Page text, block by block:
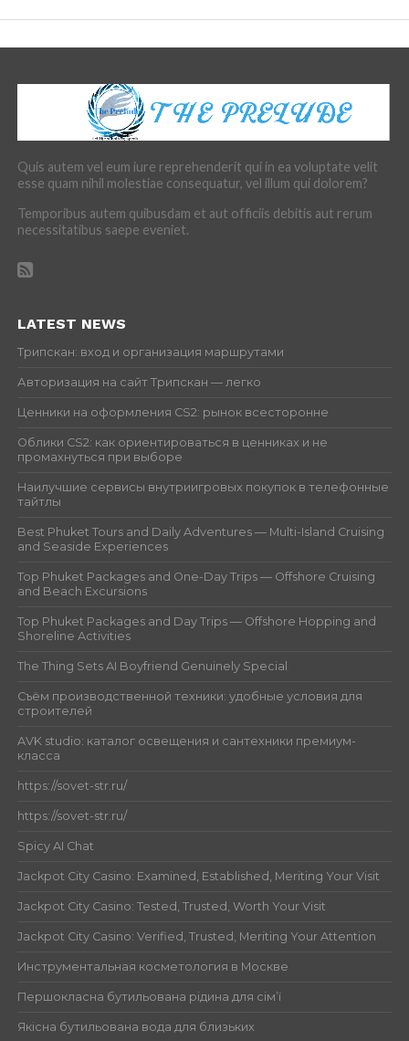
Quis autem vel eum iure reprehenderit qui in ea voluptate velit
esse quam nihil molestiae consequatur, vel illum qui dolorem?
Temporibus autem quibusdam et aut officiis debitis aut rerum
necessitatibus saepe eveniet.
LATEST NEWS
Трипскан: вход и организация маршрутами
Авторизация на сайт Трипскан — легко
Ценники на оформления CS2: рынок всесторонне
Облики CS2: как ориентироваться в ценниках и не
промахнуться при выборе
Наилучшие сервисы внутриигровых покупок в телефонные
тайтлы
Best Phuket Tours and Daily Adventures — Multi-Island Cruising
and Seaside Experiences
Top Phuket Packages and One-Day Trips — Offshore Cruising
and Beach Excursions
Top Phuket Packages and Day Trips — Offshore Hopping and
Shoreline Activities
The Thing Sets AI Boyfriend Genuinely Special
Съём производственной техники: удобные условия для
строителей
AVK studio: каталог освещения и сантехники премиум-
класса
https://sovet-str.ru/
https://sovet-str.ru/
Spicy AI Chat
Jackpot City Casino: Examined, Established, Meriting Your Visit
Jackpot City Casino: Tested, Trusted, Worth Your Visit
Jackpot City Casino: Verified, Trusted, Meriting Your Attention
Инструментальная косметология в Москве
Першокласна бутильована рідина для сім’ї
Якісна бутильована вода для близьких